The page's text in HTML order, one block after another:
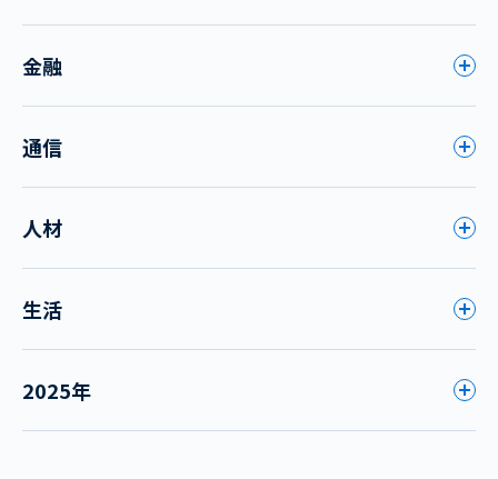
金融
通信
人材
生活
2025年